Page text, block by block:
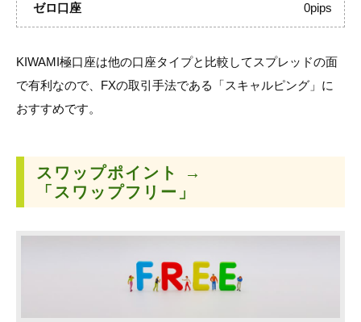
0pips
KIWAMI極口座は他の口座タイプと比較してスプレッドの面
で有利なので、FXの取引手法である「スキャルピング」に
おすすめです。
スワップポイント →
「スワップフリー」